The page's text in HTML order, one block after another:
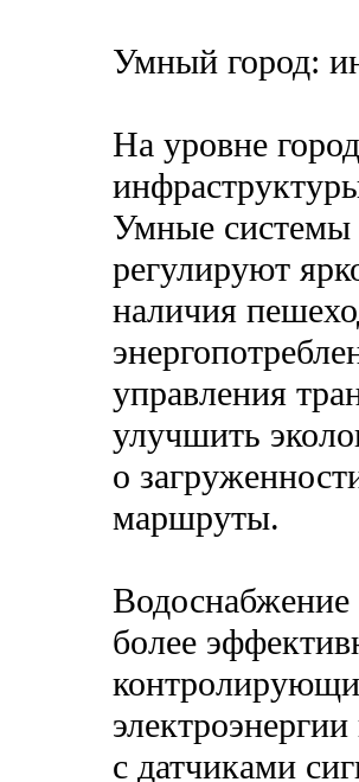
Умный город:
На уровне
Умные системы
регулируют
наличия
управления
улучшить
о
маршруты.
Водоснабжение
более
с датчиками